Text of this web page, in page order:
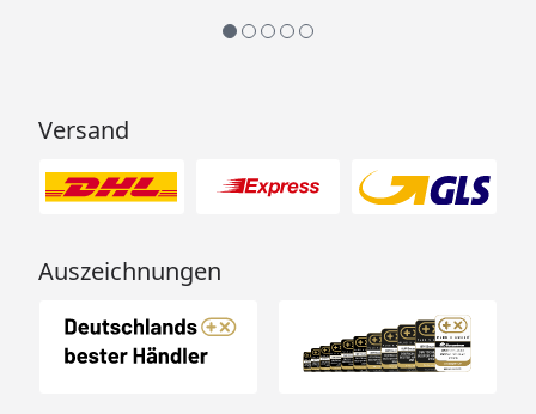
60
60/0,60 75/0,75
122
170
213/2,13 213/2,13 122
Versand
Auszeichnungen